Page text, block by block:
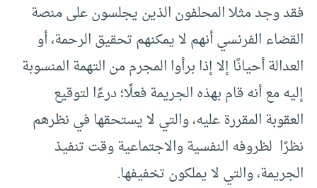
فقد وجد مثلا المحلفون الذين يجلسون على منصة
القضاء الفرنسي أنهم لا يمكنهم تحقيق الرحمة، أو
العدالة أحيانًا إلا إذا برأوا المجرم من التهمة المنسوبة
إليه مع أنه قام بهذه الجريمة فعلًا؛ درءًا لتوقيع
العقوبة المقررة عليه، والتي لا يستحقها في نظرهم
نظرًا لظروفه النفسية والاجتماعية وقت تنفيذ
الجريمة، والتي لا يملكون تخفيفها.